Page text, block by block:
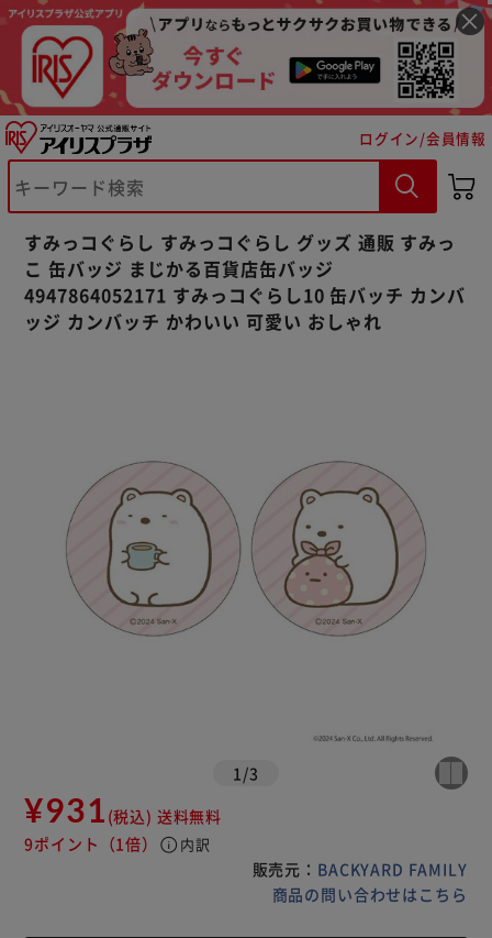
ログイン/会員情報
すみっコぐらし すみっコぐらし グッズ 通販 すみっ
こ 缶バッジ まじかる百貨店缶バッジ
4947864052171 すみっコぐらし10 缶バッチ カンバ
ッジ カンバッチ かわいい 可愛い おしゃれ
1 /3
¥931 (税込) 送料無料
9ポイント （1倍） info 内訳
販売元： BACKYARD FAMILY
商品の問い合わせはこちら
※ご確認ください
カートに入れる 購入手続きへ